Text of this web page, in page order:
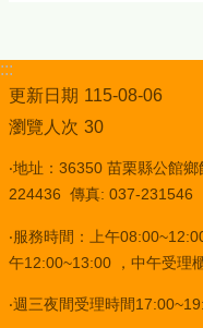
:::
更新日期 115-08-06
瀏覽人次 30
‧地址：36350 苗栗縣公館
224436 傳真: 037-231546
‧服務時間：上午
午12:00~13:00 ，中午受理
‧週三夜間受理時間